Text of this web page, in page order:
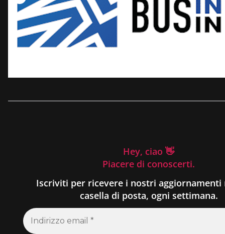
Hey, ciao 👋
Piacere di conoscerti.
Iscriviti per ricevere i nostri aggiornamenti
casella di posta, ogni settimana.